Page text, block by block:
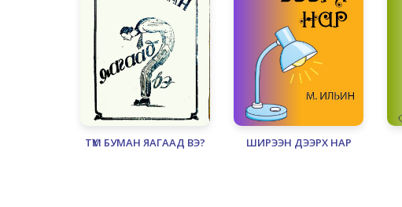
ТҮМ БУМАН ЯАГААД ВЭ? ШИРЭЭН ДЭЭРХ НАР